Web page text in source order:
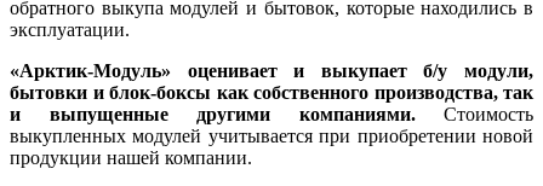
обратного выкупа модулей и бытовок, которые находились в
эксплуатации.
«Арктик-Модуль» оценивает и выкупает б/у модули,
бытовки и блок-боксы как собственного производства, так
и выпущенные другими компаниями. Стоимость
выкупленных модулей учитывается при приобретении новой
продукции нашей компании.